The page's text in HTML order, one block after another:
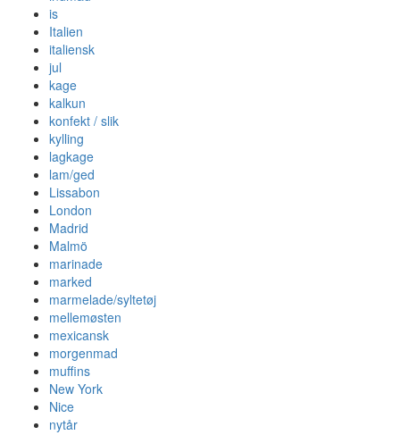
is
Italien
italiensk
jul
kage
kalkun
konfekt / slik
kylling
lagkage
lam/ged
Lissabon
London
Madrid
Malmö
marinade
marked
marmelade/syltetøj
mellemøsten
mexicansk
morgenmad
muffins
New York
Nice
nytår